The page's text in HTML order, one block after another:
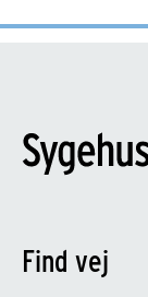
Find vej